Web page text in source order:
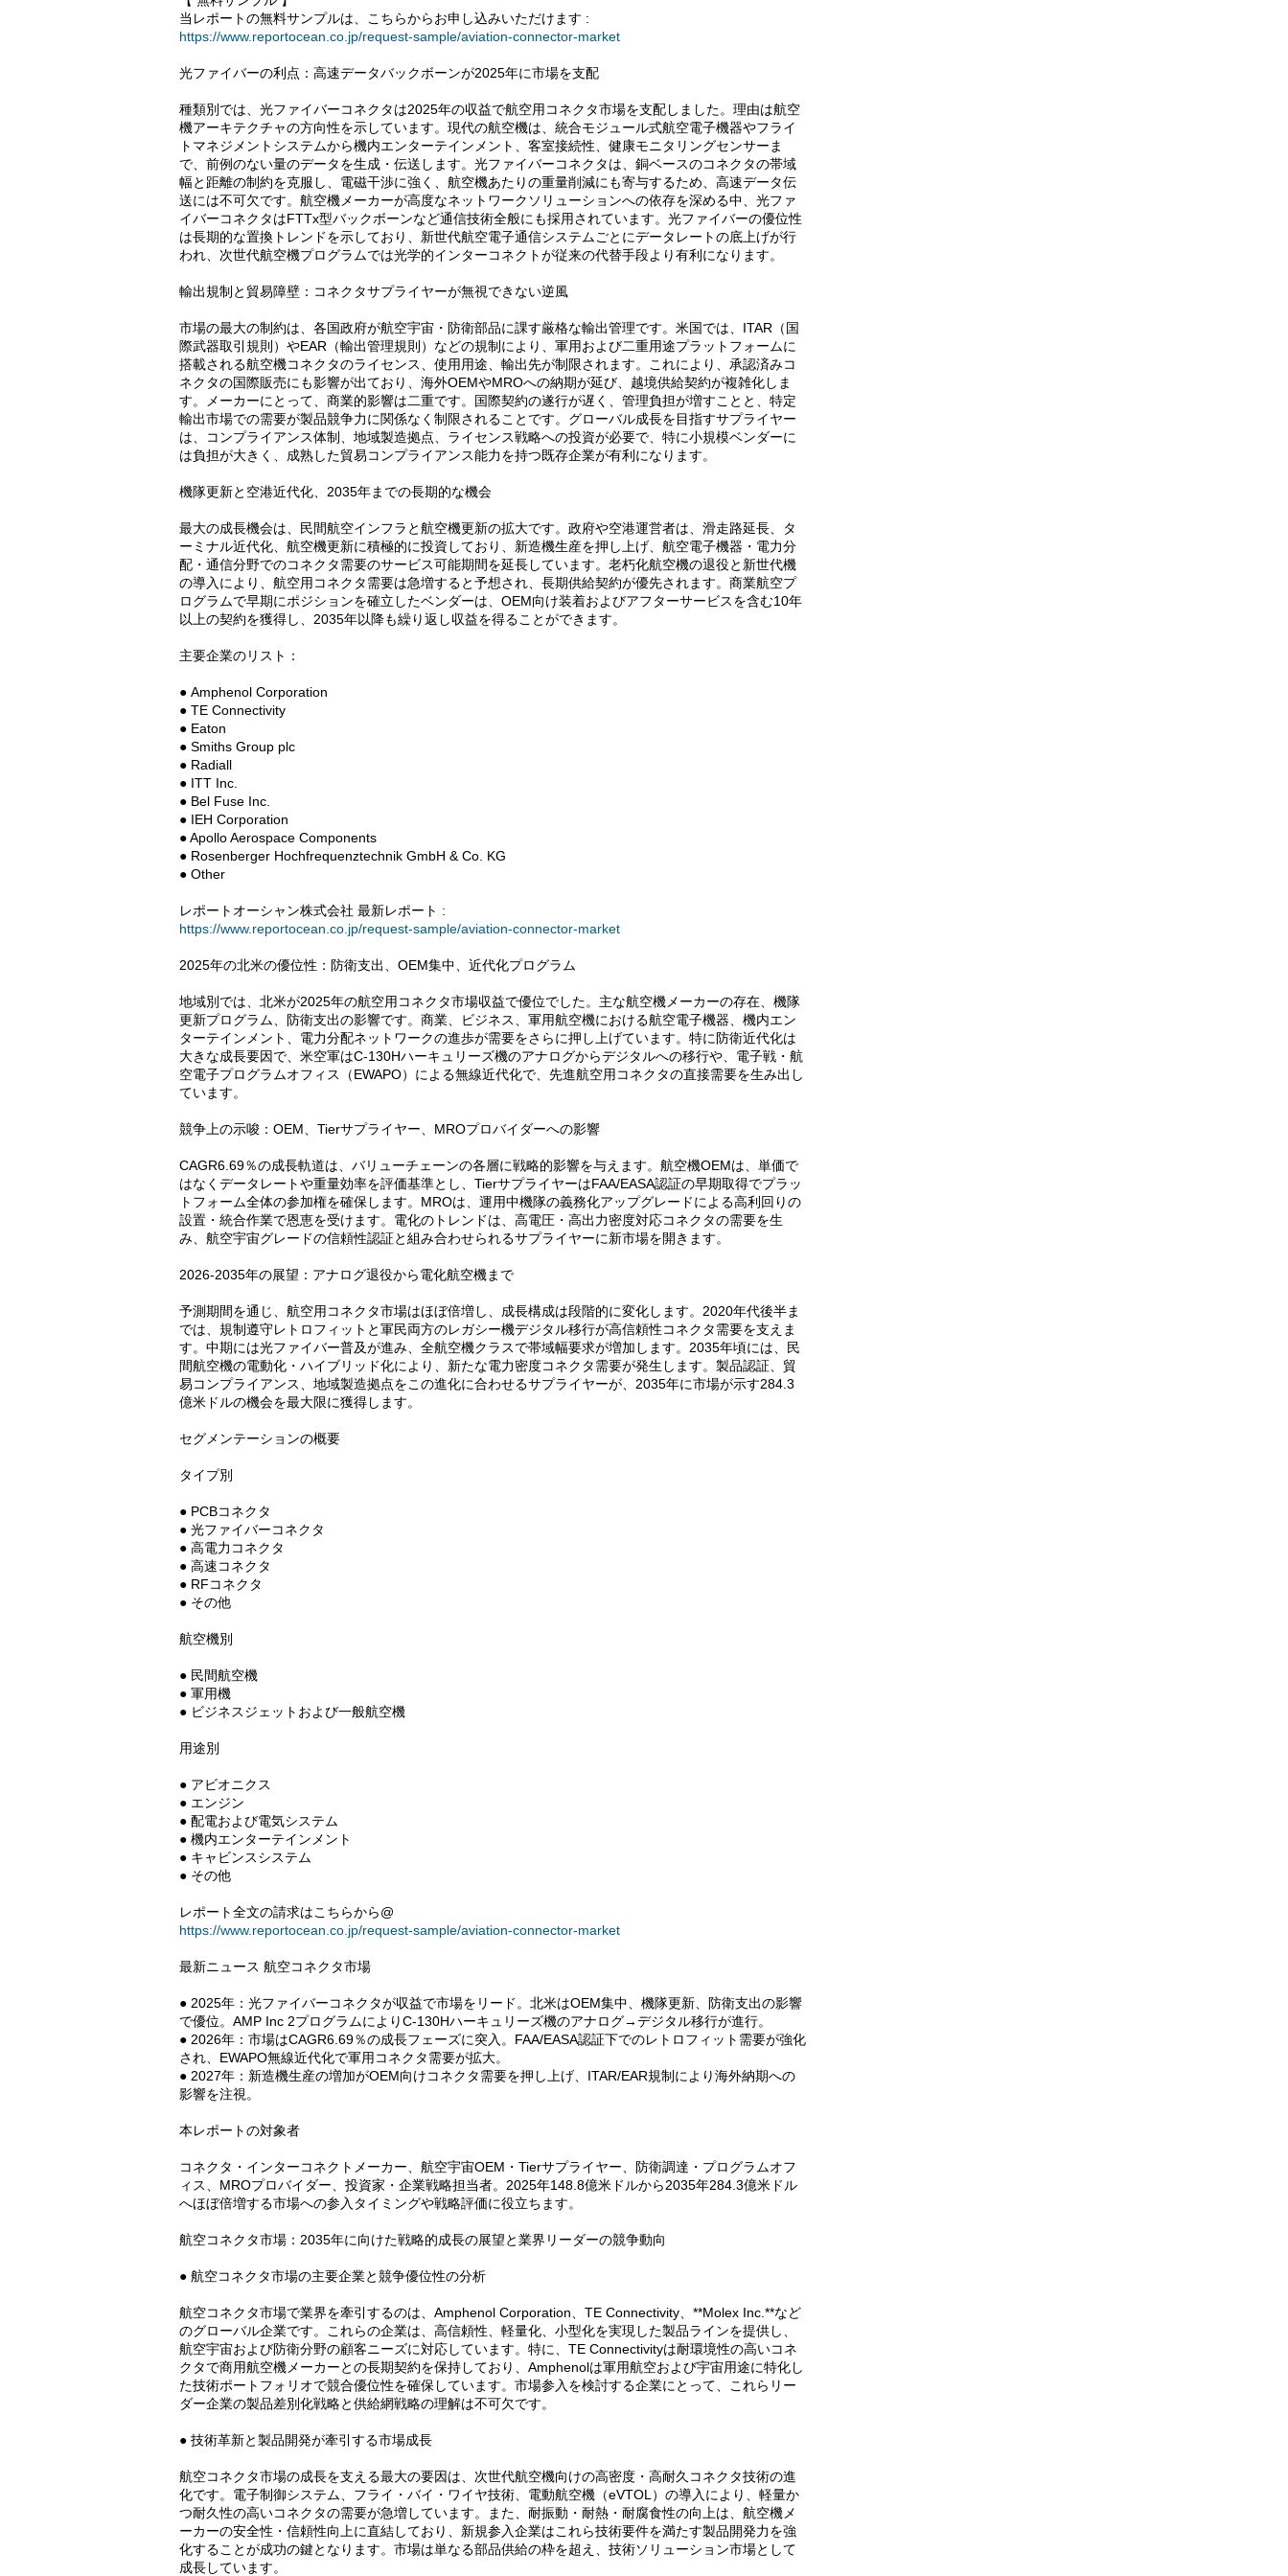
当レポートの無料サンプルは、こちらからお申し込みいただけます :
https://www.reportocean.co.jp/request-sample/aviation-connector-market
光ファイバーの利点：高速データバックボーンが2025年に市場を支配
種類別では、光ファイバーコネクタは2025年の収益で航空用コネクタ市場を支配しました。理由は航空
機アーキテクチャの方向性を示しています。現代の航空機は、統合モジュール式航空電子機器やフライ
トマネジメントシステムから機内エンターテインメント、客室接続性、健康モニタリングセンサーま
で、前例のない量のデータを生成・伝送します。光ファイバーコネクタは、銅ベースのコネクタの帯域
幅と距離の制約を克服し、電磁干渉に強く、航空機あたりの重量削減にも寄与するため、高速データ伝
送には不可欠です。航空機メーカーが高度なネットワークソリューションへの依存を深める中、光ファ
イバーコネクタはFTTx型バックボーンなど通信技術全般にも採用されています。光ファイバーの優位性
は長期的な置換トレンドを示しており、新世代航空電子通信システムごとにデータレートの底上げが行
われ、次世代航空機プログラムでは光学的インターコネクトが従来の代替手段より有利になります。
輸出規制と貿易障壁：コネクタサプライヤーが無視できない逆風
市場の最大の制約は、各国政府が航空宇宙・防衛部品に課す厳格な輸出管理です。米国では、ITAR（国
際武器取引規則）やEAR（輸出管理規則）などの規制により、軍用および二重用途プラットフォームに
搭載される航空機コネクタのライセンス、使用用途、輸出先が制限されます。これにより、承認済みコ
ネクタの国際販売にも影響が出ており、海外OEMやMROへの納期が延び、越境供給契約が複雑化しま
す。メーカーにとって、商業的影響は二重です。国際契約の遂行が遅く、管理負担が増すことと、特定
輸出市場での需要が製品競争力に関係なく制限されることです。グローバル成長を目指すサプライヤー
は、コンプライアンス体制、地域製造拠点、ライセンス戦略への投資が必要で、特に小規模ベンダーに
は負担が大きく、成熟した貿易コンプライアンス能力を持つ既存企業が有利になります。
機隊更新と空港近代化、2035年までの長期的な機会
最大の成長機会は、民間航空インフラと航空機更新の拡大です。政府や空港運営者は、滑走路延長、タ
ーミナル近代化、航空機更新に積極的に投資しており、新造機生産を押し上げ、航空電子機器・電力分
配・通信分野でのコネクタ需要のサービス可能期間を延長しています。老朽化航空機の退役と新世代機
の導入により、航空用コネクタ需要は急増すると予想され、長期供給契約が優先されます。商業航空プ
ログラムで早期にポジションを確立したベンダーは、OEM向け装着およびアフターサービスを含む10年
以上の契約を獲得し、2035年以降も繰り返し収益を得ることができます。
主要企業のリスト：
● Amphenol Corporation
● TE Connectivity
● Eaton
● Smiths Group plc
● Radiall
● ITT Inc.
● Bel Fuse Inc.
● IEH Corporation
● Apollo Aerospace Components
● Rosenberger Hochfrequenztechnik GmbH & Co. KG
● Other
レポートオーシャン株式会社 最新レポート :
https://www.reportocean.co.jp/request-sample/aviation-connector-market
2025年の北米の優位性：防衛支出、OEM集中、近代化プログラム
地域別では、北米が2025年の航空用コネクタ市場収益で優位でした。主な航空機メーカーの存在、機隊
更新プログラム、防衛支出の影響です。商業、ビジネス、軍用航空機における航空電子機器、機内エン
ターテインメント、電力分配ネットワークの進歩が需要をさらに押し上げています。特に防衛近代化は
大きな成長要因で、米空軍はC-130Hハーキュリーズ機のアナログからデジタルへの移行や、電子戦・航
空電子プログラムオフィス（EWAPO）による無線近代化で、先進航空用コネクタの直接需要を生み出し
ています。
競争上の示唆：OEM、Tierサプライヤー、MROプロバイダーへの影響
CAGR6.69％の成長軌道は、バリューチェーンの各層に戦略的影響を与えます。航空機OEMは、単価で
はなくデータレートや重量効率を評価基準とし、TierサプライヤーはFAA/EASA認証の早期取得でプラッ
トフォーム全体の参加権を確保します。MROは、運用中機隊の義務化アップグレードによる高利回りの
設置・統合作業で恩恵を受けます。電化のトレンドは、高電圧・高出力密度対応コネクタの需要を生
み、航空宇宙グレードの信頼性認証と組み合わせられるサプライヤーに新市場を開きます。
2026-2035年の展望：アナログ退役から電化航空機まで
予測期間を通じ、航空用コネクタ市場はほぼ倍増し、成長構成は段階的に変化します。2020年代後半ま
では、規制遵守レトロフィットと軍民両方のレガシー機デジタル移行が高信頼性コネクタ需要を支えま
す。中期には光ファイバー普及が進み、全航空機クラスで帯域幅要求が増加します。2035年頃には、民
間航空機の電動化・ハイブリッド化により、新たな電力密度コネクタ需要が発生します。製品認証、貿
易コンプライアンス、地域製造拠点をこの進化に合わせるサプライヤーが、2035年に市場が示す284.3
億米ドルの機会を最大限に獲得します。
セグメンテーションの概要
タイプ別
● PCBコネクタ
● 光ファイバーコネクタ
● 高電力コネクタ
● 高速コネクタ
● RFコネクタ
● その他
航空機別
● 民間航空機
● 軍用機
● ビジネスジェットおよび一般航空機
用途別
● アビオニクス
● エンジン
● 配電および電気システム
● 機内エンターテインメント
● キャビンスシステム
● その他
レポート全文の請求はこちらから@
https://www.reportocean.co.jp/request-sample/aviation-connector-market
最新ニュース 航空コネクタ市場
● 2025年：光ファイバーコネクタが収益で市場をリード。北米はOEM集中、機隊更新、防衛支出の影響
で優位。AMP Inc 2プログラムによりC-130Hハーキュリーズ機のアナログ→デジタル移行が進行。
● 2026年：市場はCAGR6.69％の成長フェーズに突入。FAA/EASA認証下でのレトロフィット需要が強化
され、EWAPO無線近代化で軍用コネクタ需要が拡大。
● 2027年：新造機生産の増加がOEM向けコネクタ需要を押し上げ、ITAR/EAR規制により海外納期への
影響を注視。
本レポートの対象者
コネクタ・インターコネクトメーカー、航空宇宙OEM・Tierサプライヤー、防衛調達・プログラムオフ
ィス、MROプロバイダー、投資家・企業戦略担当者。2025年148.8億米ドルから2035年284.3億米ドル
へほぼ倍増する市場への参入タイミングや戦略評価に役立ちます。
航空コネクタ市場：2035年に向けた戦略的成長の展望と業界リーダーの競争動向
● 航空コネクタ市場の主要企業と競争優位性の分析
航空コネクタ市場で業界を牽引するのは、Amphenol Corporation、TE Connectivity、**Molex Inc.**など
のグローバル企業です。これらの企業は、高信頼性、軽量化、小型化を実現した製品ラインを提供し、
航空宇宙および防衛分野の顧客ニーズに対応しています。特に、TE Connectivityは耐環境性の高いコネ
クタで商用航空機メーカーとの長期契約を保持しており、Amphenolは軍用航空および宇宙用途に特化し
た技術ポートフォリオで競合優位性を確保しています。市場参入を検討する企業にとって、これらリー
ダー企業の製品差別化戦略と供給網戦略の理解は不可欠です。
● 技術革新と製品開発が牽引する市場成長
航空コネクタ市場の成長を支える最大の要因は、次世代航空機向けの高密度・高耐久コネクタ技術の進
化です。電子制御システム、フライ・バイ・ワイヤ技術、電動航空機（eVTOL）の導入により、軽量か
つ耐久性の高いコネクタの需要が急増しています。また、耐振動・耐熱・耐腐食性の向上は、航空機メ
ーカーの安全性・信頼性向上に直結しており、新規参入企業はこれら技術要件を満たす製品開発力を強
化することが成功の鍵となります。市場は単なる部品供給の枠を超え、技術ソリューション市場として
成長しています。